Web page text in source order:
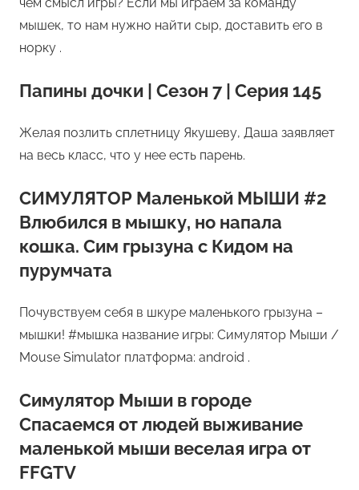
мышек, то нам нужно найти сыр, доставить его в
норку .
Папины дочки | Сезон 7 | Серия 145
Желая позлить сплетницу Якушеву, Даша заявляет
на весь класс, что у нее есть парень.
СИМУЛЯТОР Маленькой МЫШИ #2
Влюбился в мышку, но напала
кошка. Сим грызуна с Кидом на
пурумчата
Почувствуем себя в шкуре маленького грызуна –
мышки! #мышка название игры: Симулятор Мыши /
Mouse Simulator платформа: android .
Симулятор Мыши в городе
Спасаемся от людей выживание
маленькой мыши веселая игра от
FFGTV